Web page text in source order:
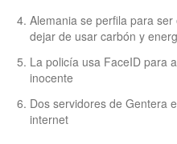
Alemania se perfila para
dejar de usar carbón y
La policía usa FaceID para
inocente
Dos servidores de Gentera
internet